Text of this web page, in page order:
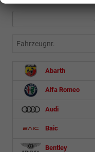
Fahrzeugnr.
Abarth
Alfa Romeo
Audi
Baic
Bentley